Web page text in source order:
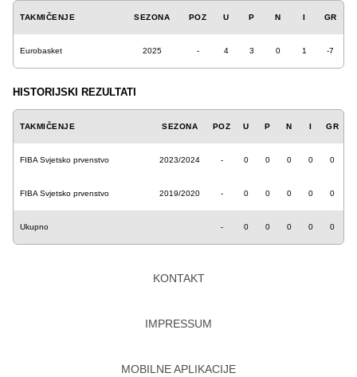
TAKMIČENJE SEZONA POZ U P N I GR
Eurobasket 2025 - 4 3 0 1 -7
HISTORIJSKI REZULTATI
TAKMIČENJE SEZONA POZ U P N I GR
FIBA Svjetsko prvenstvo 2023/2024 - 0 0 0 0 0
FIBA Svjetsko prvenstvo 2019/2020 - 0 0 0 0 0
Ukupno - 0 0 0 0 0
KONTAKT
IMPRESSUM
MOBILNE APLIKACIJE